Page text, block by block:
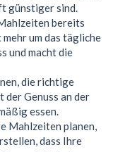
günstiger sind.
bereits
um das tägliche
und macht die
die richtige
Genuss an der
essen.
Mahlzeiten planen,
dass Ihre